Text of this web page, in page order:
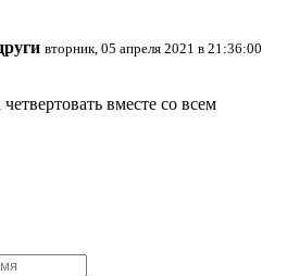
вторник, 05 апреля 2021 в 21:36:00
вместе со всем